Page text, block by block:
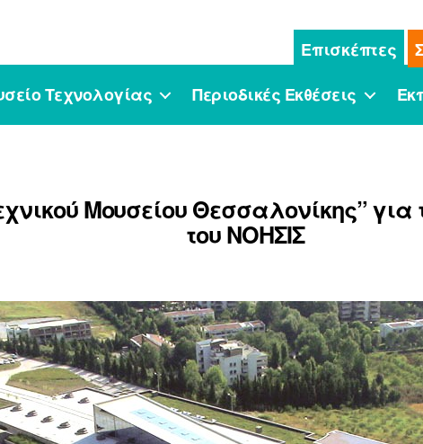
Επισκέπτες
Τεχνολογίας Περιοδικές Εκθέσεις
Μουσείου Θεσσαλονίκης” για
του ΝΟΗΣΙΣ